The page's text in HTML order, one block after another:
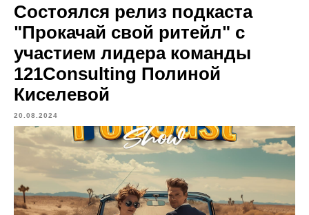
Состоялся релиз подкаста
"Прокачай свой ритейл" с
участием лидера команды
121Consulting Полиной
Киселевой
20.08.2024